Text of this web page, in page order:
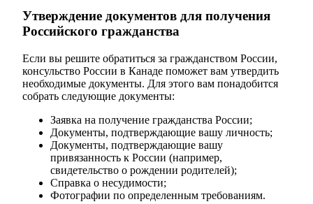
Утверждение документов для получения
Российского гражданства
Если вы решите обратиться за гражданством России,
консульство России в Канаде поможет вам утвердить
необходимые документы. Для этого вам понадобится
собрать следующие документы:
Заявка на получение гражданства России;
Документы, подтверждающие вашу личность;
Документы, подтверждающие вашу
привязанность к России (например,
свидетельство о рождении родителей);
Справка о несудимости;
Фотографии по определенным требованиям.